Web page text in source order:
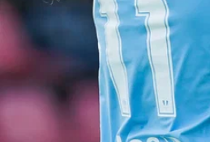
Om Malmö FF